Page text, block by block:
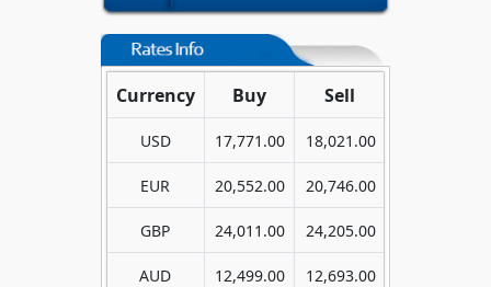
Currency Buy Sell
USD 17,771.00 18,021.00
EUR 20,552.00 20,746.00
GBP 24,011.00 24,205.00
AUD 12,499.00 12,693.00